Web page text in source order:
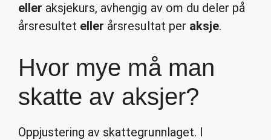
eller aksjekurs, avhengig av om du deler på
årsresultet eller årsresultat per aksje.
Hvor mye må man
skatte av aksjer?
Oppjustering av skattegrunnlaget. I